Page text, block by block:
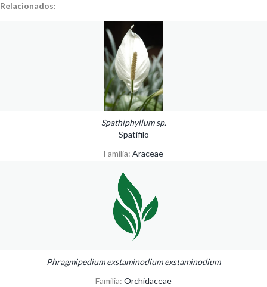
Relacionados:
Spathiphyllum sp.
Spatifilo
Familia: Araceae
Phragmipedium exstaminodium exstaminodium
Familia: Orchidaceae